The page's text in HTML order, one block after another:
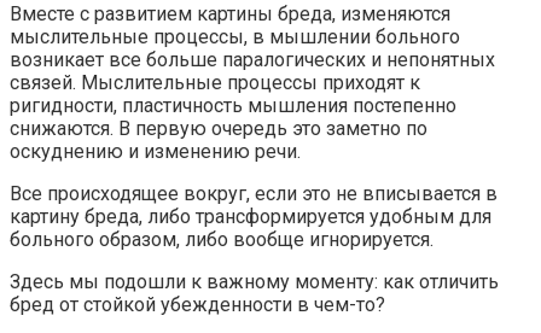
Вместе с развитием картины бреда, изменяются
мыслительные процессы, в мышлении больного
возникает все больше паралогических и непонятных
связей. Мыслительные процессы приходят к
ригидности, пластичность мышления постепенно
снижаются. В первую очередь это заметно по
оскуднению и изменению речи.
Все происходящее вокруг, если это не вписывается в
картину бреда, либо трансформируется удобным для
больного образом, либо вообще игнорируется.
Здесь мы подошли к важному моменту: как отличить
бред от стойкой убежденности в чем-то?